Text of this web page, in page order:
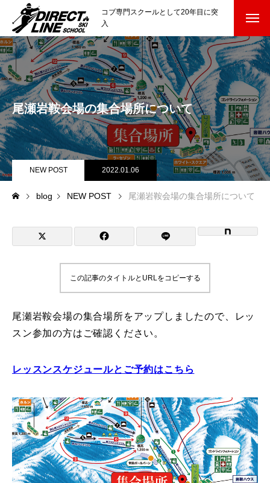
コブ専門スクールとして20年目に突
入
スクールについて知る Directline Ski School
コンセプトと開催スキー場
参加までの流れ
レッスン料金
参加費のお支払い
各会場の集合場所
スキー場から選ぶ Ski Area
鷲ヶ岳＆高鷲スノーパーク
宮城山形
レッスンテーマから選ぶ Lesson Theme
初級1
初級2
尾瀬岩鞍会場の集合場所について
NEW POST 2022.01.06
blog NEW POST 尾瀬岩鞍会場の集合場所について
この記事のタイトルとURLをコピーする
尾瀬岩鞍会場の集合場所をアップしましたので、レッ
スン参加の方はご確認ください。
レッスンスケジュールとご予約はこちら